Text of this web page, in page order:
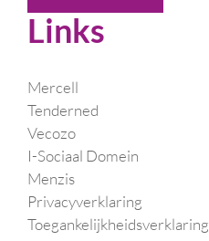
Links
Mercell
Tenderned
Vecozo
I-Sociaal Domein
Menzis
Privacyverklaring
Toegankelijkheidsverklaring